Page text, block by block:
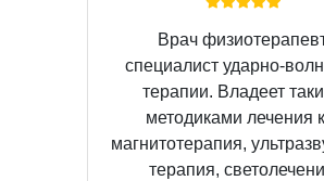
Врач
специалист ударно-
терапии. Владеет
методиками лечения
магнитотерапия,
терапия,